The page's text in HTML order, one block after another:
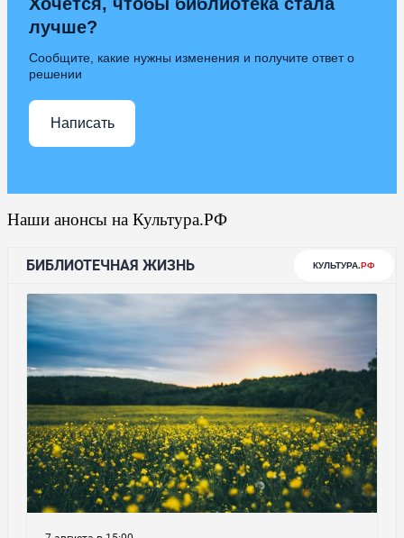
лучше?
Сообщите, какие нужны изменения и получите ответ о
решении
Написать
Наши анонсы на Культура.РФ